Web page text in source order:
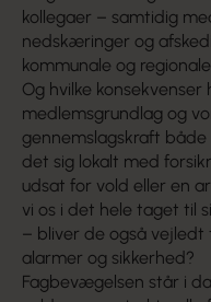
kollegaer – samtidig
nedskæringer og
kommunale og
Og hvilke
medlemsgrundlag og
gennemslagskraft
det sig lokalt med
udsat for vold eller en
vi os i det hele taget til
– bliver de også
alarmer og sikkerhed?
Fagbevægelsen står i